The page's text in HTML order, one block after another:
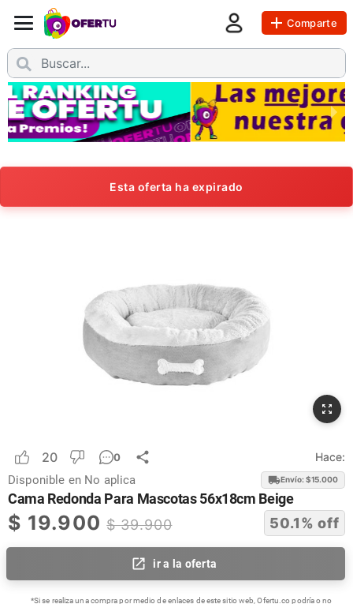
Comparte
Esta oferta ha expirado
20 0 Hace:
Disponible en No aplica Envío: $15.000
Cama Redonda Para Mascotas 56x18cm Beige
$ 19.900 $39.900 50.1% off
ir a la oferta
*Si se realiza una compra por medio de enlaces de este sitio web, Ofertu.co podría o no